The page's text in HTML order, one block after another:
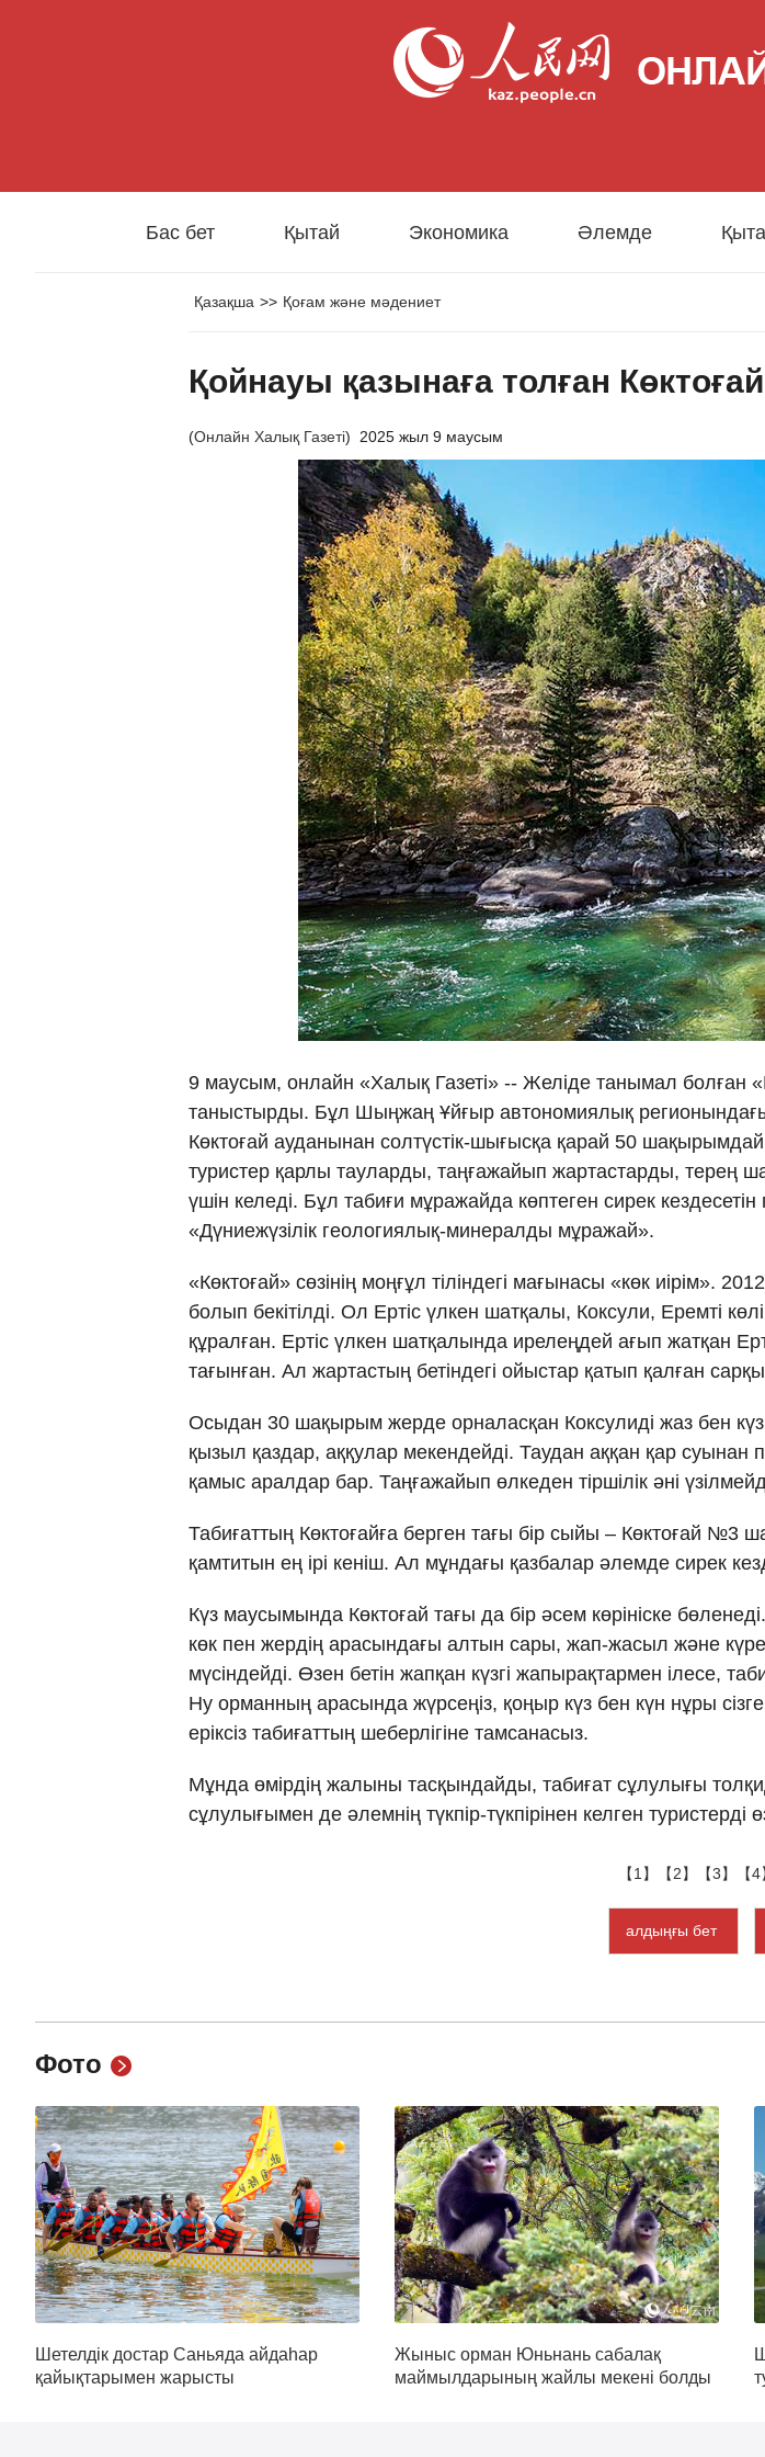
Бас бет Қытай Экономика Әлемде
Қазақша >> Қоғам және мәдениет
Қойнауы қазынаға толған
(Онлайн Халық Газеті) 2025 жыл 9 маусым
9 маусым, онлайн «Халық Газеті» -- Желіде танымал болған
таныстырды. Бұл Шыңжаң Ұйғыр автономиялық
Көктоғай ауданынан солтүстік-шығысқа қарай 50
туристер қарлы тауларды, таңғажайып жартастарды, терең
үшін келеді. Бұл табиғи мұражайда көптеген сирек
«Дүниежүзілік геологиялық-минералды мұражай».
«Көктоғай» сөзінің моңғұл тіліндегі мағынасы «көк иірім».
болып бекітілді. Ол Ертіс үлкен шатқалы, Коксули, Еремті
құралған. Ертіс үлкен шатқалында ирелеңдей ағып жатқан
тағынған. Ал жартастың бетіндегі ойыстар қатып қалған
Осыдан 30 шақырым жерде орналасқан Коксулиді жаз бен
қызыл қаздар, аққулар мекендейді. Таудан аққан қар
қамыс аралдар бар. Таңғажайып өлкеден тіршілік әні
Табиғаттың Көктоғайға берген тағы бір сыйы – Көктоғай №3
қамтитын ең ірі кеніш. Ал мұндағы қазбалар әлемде сирек
Күз маусымында Көктоғай тағы да бір әсем көрініске
көк пен жердің арасындағы алтын сары, жап-жасыл және күрең
мүсіндейді. Өзен бетін жапқан күзгі жапырақтармен ілесе,
Ну орманның арасында жүрсеңіз, қоңыр күз бен күн нұры
еріксіз табиғаттың шеберлігіне тамсанасыз.
Мұнда өмірдің жалыны тасқындайды, табиғат сұлулығы
сұлулығымен де әлемнің түкпір-түкпірінен келген
【1】 【2】 【3】 【4
алдыңғы бет
Фото
Шетелдік достар Саньяда айдаһар
қайықтарымен жарысты
Жыныс орман Юньнань сабалақ
маймылдарының жайлы мекені болды